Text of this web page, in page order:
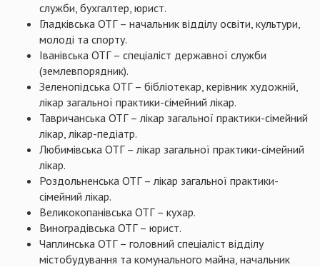
служби, бухгалтер, юрист.
Гладківська ОТГ – начальник відділу освіти, культури,
молоді та спорту.
Іванівська ОТГ – спеціаліст державної служби
(землевпорядник).
Зеленопідська ОТГ – бібліотекар, керівник художній,
лікар загальної практики-сімейний лікар.
Тавричанська ОТГ – лікар загальної практики-сімейний
лікар, лікар-педіатр.
Любимівська ОТГ – лікар загальної практики-сімейний
лікар.
Роздольненська ОТГ – лікар загальної практики-
сімейний лікар.
Великокопанівська ОТГ – кухар.
Виноградівська ОТГ – юрист.
Чаплинська ОТГ – головний спеціаліст відділу
містобудування та комунального майна, начальник